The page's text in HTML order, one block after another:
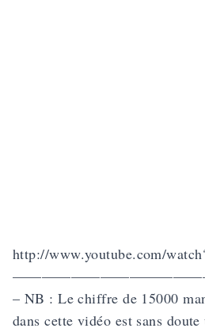
http://www.youtube.com/
– NB : Le chiffre de 15000
dans cette vidéo est sans